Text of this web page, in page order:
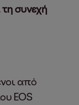
συνεχή
από
EOS